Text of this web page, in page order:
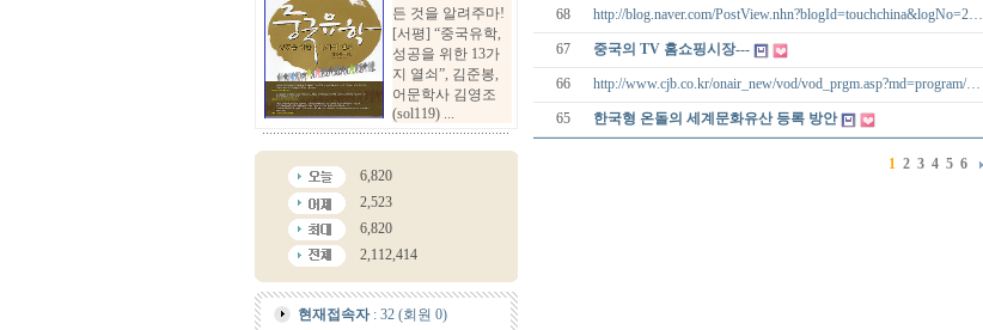
든 것을 알려주마!
[서평] “중국유학,
성공을 위한 13가
지 열쇠”, 김준봉,
어문학사 김영조
(sol119) ...
6,820
2,523
6,820
2,112,414
현재접속자: 32 (회원 0)
68 http://blog.naver.com/PostView.nhn?blogId=touchchina&logNo=2…
67 중국의 TV 홈쇼핑시장---
66 http://www.cjb.co.kr/onair_new/vod/vod_prgm.asp?md=program/…
65 한국형 온돌의 세계문화유산 등록 방안
1 2 3 4 5 6